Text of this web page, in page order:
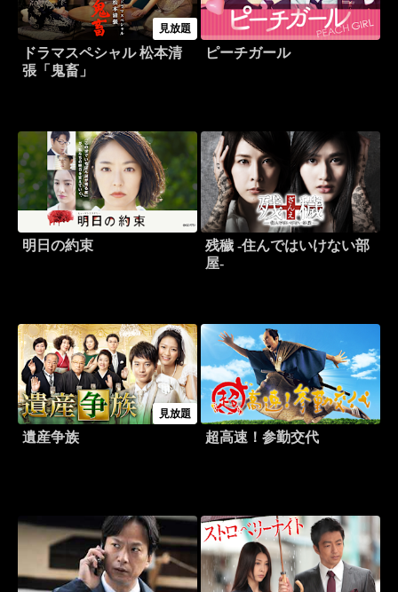
見放題
ドラマスペシャル 松本清
張「鬼畜」
ピーチガール
明日の約束
残穢 -住んではいけない部
屋-
見放題
遺産争族 超高速！参勤交代